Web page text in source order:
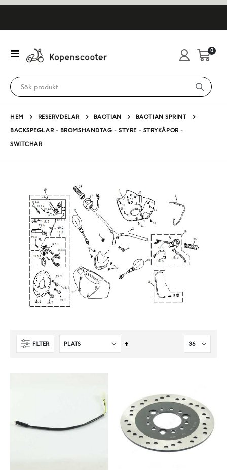
Växla
Nav
Cart
0
HEM RESERVDELAR BAOTIAN
BAOTIAN SPRINT
BACKSPEGLAR - BROMSHANDTAG - STYRE - STRYKÅPOR -
SWITCHAR
FILTER
Sätt